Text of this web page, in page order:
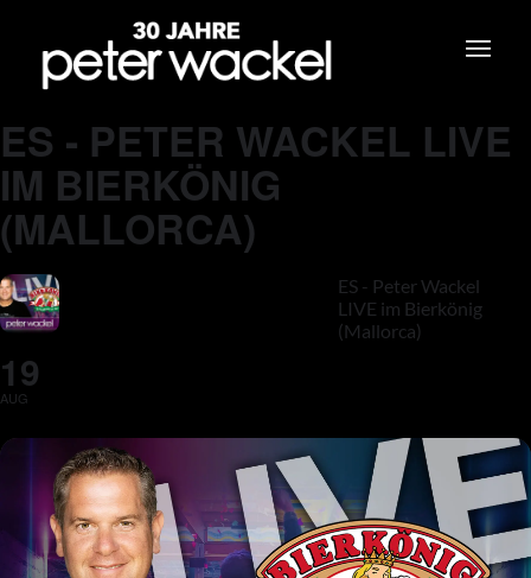
ES - PETER WACKEL LIVE
IM BIERKÖNIG
(MALLORCA)
19
AUG
ES - Peter Wackel
LIVE im Bierkönig
(Mallorca)